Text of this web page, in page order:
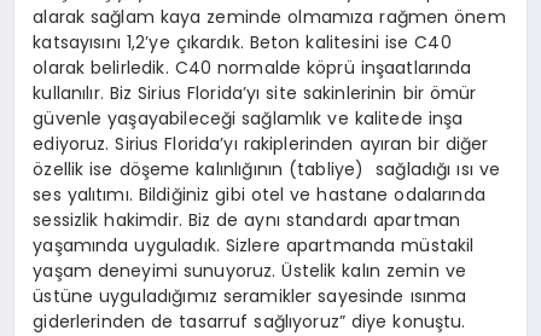
alarak sağlam kaya zeminde olmamıza rağmen önem
katsayısını 1,2’ye çıkardık. Beton kalitesini ise C40
olarak belirledik. C40 normalde köprü inşaatlarında
kullanılır. Biz Sirius Florida’yı site sakinlerinin bir ömür
güvenle yaşayabileceği sağlamlık ve kalitede inşa
ediyoruz. Sirius Florida’yı rakiplerinden ayıran bir diğer
özellik ise döşeme kalınlığının (tabliye) sağladığı ısı ve
ses yalıtımı. Bildiğiniz gibi otel ve hastane odalarında
sessizlik hakimdir. Biz de aynı standardı apartman
yaşamında uyguladık. Sizlere apartmanda müstakil
yaşam deneyimi sunuyoruz. Üstelik kalın zemin ve
üstüne uyguladığımız seramikler sayesinde ısınma
giderlerinden de tasarruf sağlıyoruz” diye konuştu.